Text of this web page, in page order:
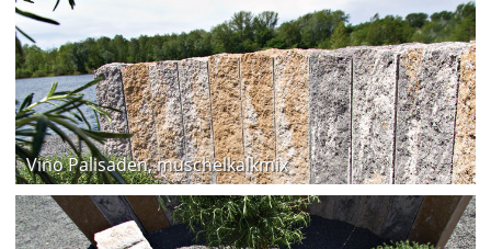
Vino Palisaden, muschelkalkmix